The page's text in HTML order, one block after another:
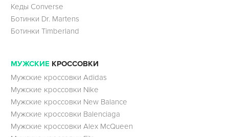
Кеды Converse
Ботинки Dr. Martens
Ботинки Timberland
МУЖСКИЕ КРОССОВКИ
Мужские кроссовки Adidas
Мужские кроссовки Nike
Мужские кроссовки New Balance
Мужские кроссовки Balenciaga
Мужские кроссовки Alex McQueen